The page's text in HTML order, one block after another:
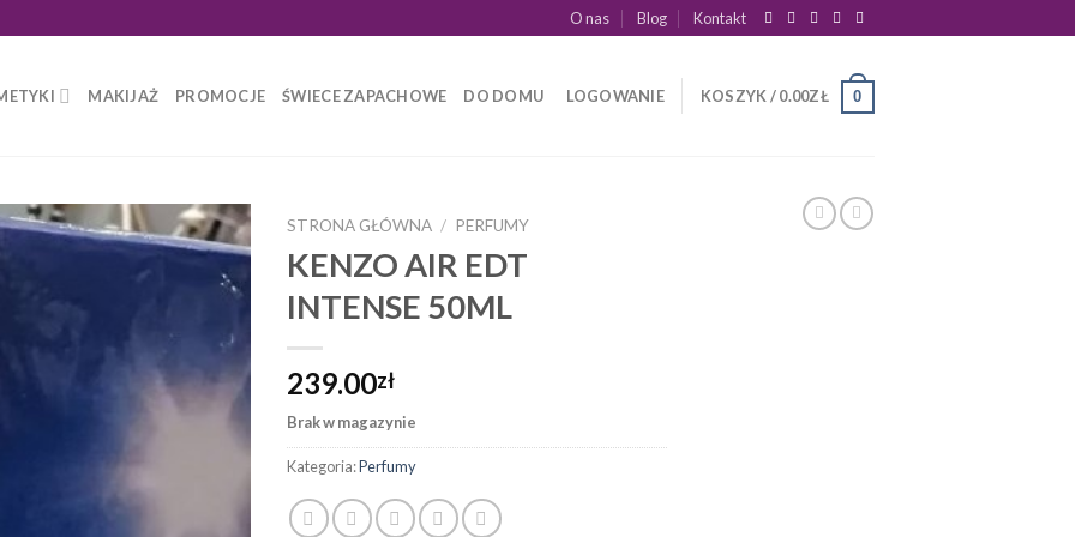
O nas Blog Kontakt
MAKIJAŻ PROMOCJE ŚWIECE ZAPACHOWE DO DOMU LOGOWANIE KOSZYK /0.00ZŁ 0
STRONA GŁÓWNA / PERFUMY
KENZO AIR EDT
INTENSE 50ML
239.00zł
Brak w magazynie
Kategoria:Perfumy